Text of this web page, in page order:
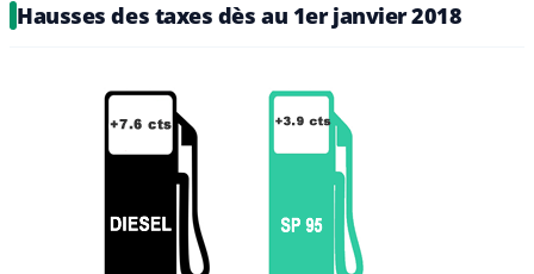
Hausses des taxes dès au 1er janvier 2018